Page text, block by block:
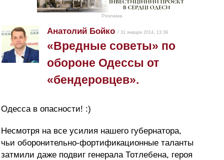
Реклама
Анатолий Бойко / 31 января 2014, 13:39
«Вредные советы» по
обороне Одессы от
«бендеровцев».
Одесса в опасности! :)
Несмотря на все усилия нашего губернатора,
чьи оборонительно-фортификационные таланты
затмили даже подвиг генерала Тотлебена, героя